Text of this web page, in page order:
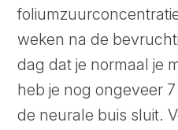
weken na de
dag dat je normaal je
heb je nog ongeveer
de neurale buis sluit.